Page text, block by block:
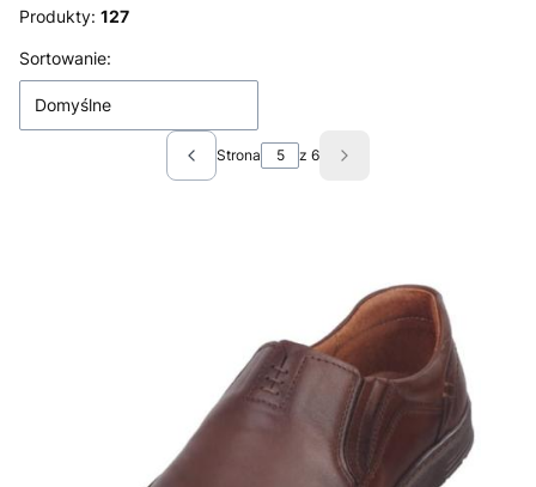
Produkty: 127
Lista produktów
Sortowanie:
Domyślne
Poprzednie produkty
Strona z 6 Następne produkty